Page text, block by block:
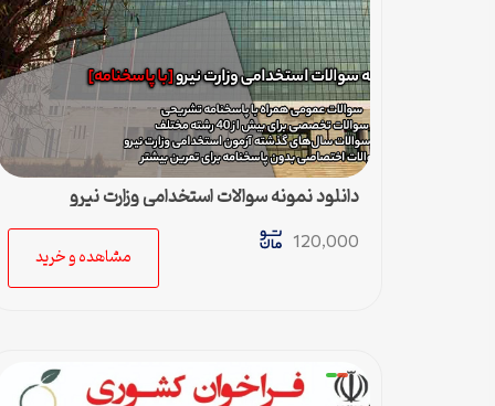
دانلود نمونه سوالات استخدامی وزارت نیرو
120,000
مشاهده و خرید